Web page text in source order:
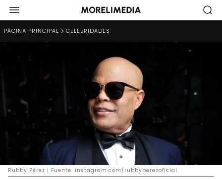
PÁGINA PRINCIPAL CELEBRIDADES
Rubby Pérez | Fuente: instagram.com/rubbyperezoficial